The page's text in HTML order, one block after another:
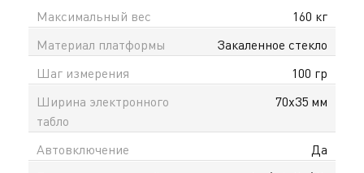
Максимальный вес
160 кг
Материал платформы
Закаленное стекло
Шаг измерения
100 гр
Ширина электронного
табло
70х35 мм
Автовключение
Да